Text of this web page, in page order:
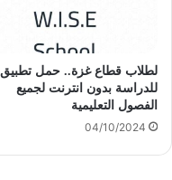
لطلاب قطاع غزة.. حمل تطبيق
للدراسة بدون انترنت لجميع
الفصول التعليمية
04/10/2024